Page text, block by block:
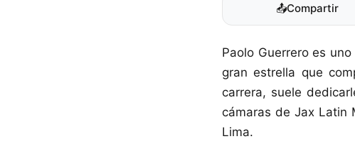
📤Compartir
Paolo Guerrero es
gran estrella que
carrera, suele
cámaras de Jax Latin
Lima.